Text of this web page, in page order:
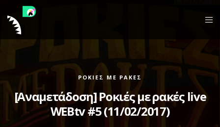
ΡΟΚΙΈΣ ΜΕ ΡΑΚΈΣ
[Αναμετάδοση] Ροκιές με ρακές live
WEBtv #5 (11/02/2017)